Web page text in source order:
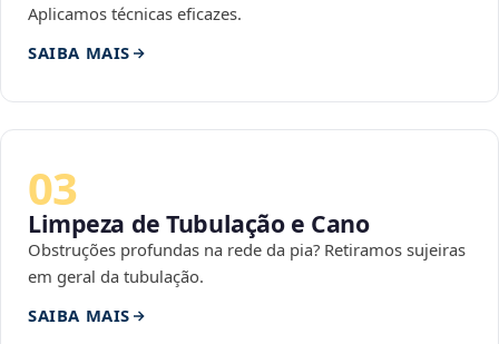
Aplicamos técnicas eficazes.
SAIBA MAIS
03
Limpeza de Tubulação e Cano
Obstruções profundas na rede da pia? Retiramos sujeiras
em geral da tubulação.
SAIBA MAIS